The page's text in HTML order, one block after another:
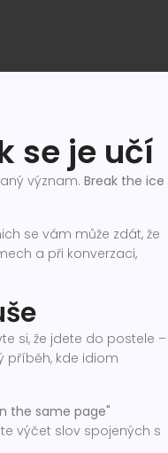
se je učí
význam. Break the ice
se vám může zdát, že
a při konverzaci,
si, že jdete do postele –
příběh, kde idiom
the same page"
výčet slov spojených s